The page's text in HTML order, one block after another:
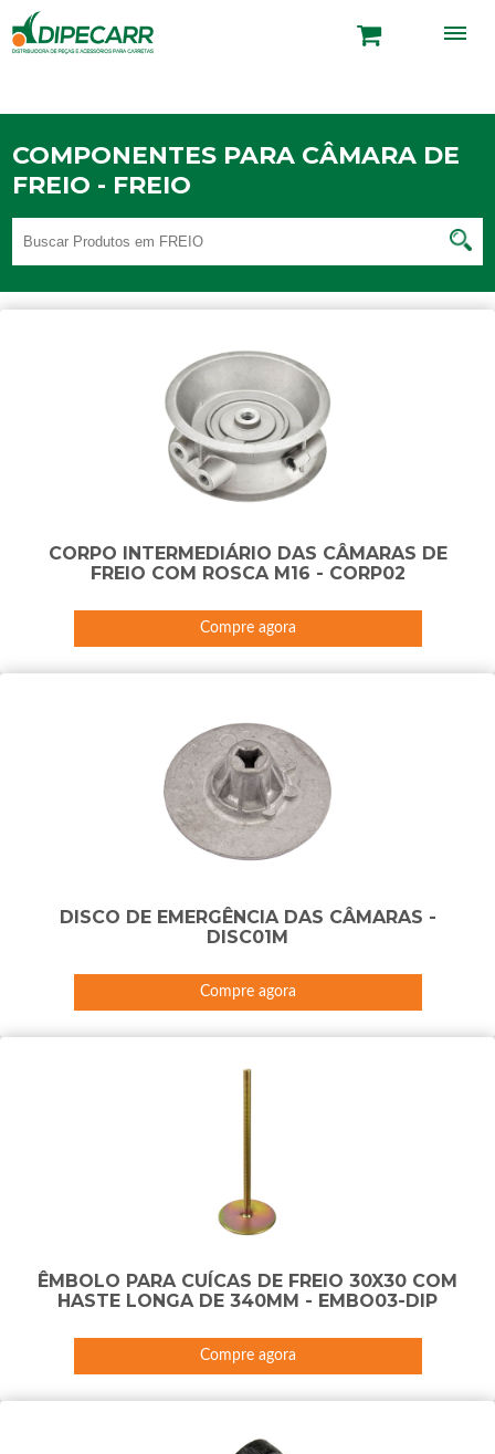
COMPONENTES PARA CÂMARA DE
FREIO - FREIO
CORPO INTERMEDIÁRIO DAS CÂMARAS DE
FREIO COM ROSCA M16 - CORP02
Compre agora
DISCO DE EMERGÊNCIA DAS CÂMARAS -
DISC01M
Compre agora
ÊMBOLO PARA CUÍCAS DE FREIO 30X30 COM
HASTE LONGA DE 340MM - EMBO03-DIP
Compre agora